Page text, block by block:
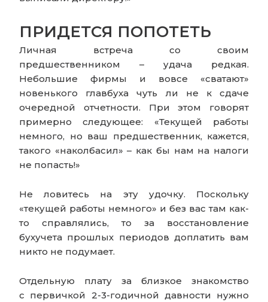
ПРИДЕТСЯ ПОПОТЕТЬ
Личная встреча со своим
предшественником – удача редкая.
Небольшие фирмы и вовсе «сватают»
новенького главбуха чуть ли не к сдаче
очередной отчетности. При этом говорят
примерно следующее: «Текущей работы
немного, но ваш предшественник, кажется,
такого «наколбасил» – как бы нам на налоги
не попасть!»
Не ловитесь на эту удочку. Поскольку
«текущей работы немного» и без вас там как-
то справлялись, то за восстановление
бухучета прошлых периодов доплатить вам
никто не подумает.
Отдельную плату за близкое знакомство
с первичкой 2-3-годичной давности нужно